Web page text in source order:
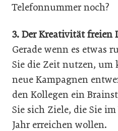
Telefonnummer noch?
3. Der Kreativität freien
Gerade wenn es etwas
Sie die Zeit nutzen, um
neue Kampagnen
den Kollegen ein
Sie sich Ziele, die Sie
Jahr erreichen wollen.